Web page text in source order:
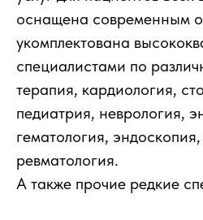
оснащена современным
укомплектована
специалистами по
терапия, кардиология,
педиатрия, неврология,
гематология,
ревматология.
А также прочие редкие